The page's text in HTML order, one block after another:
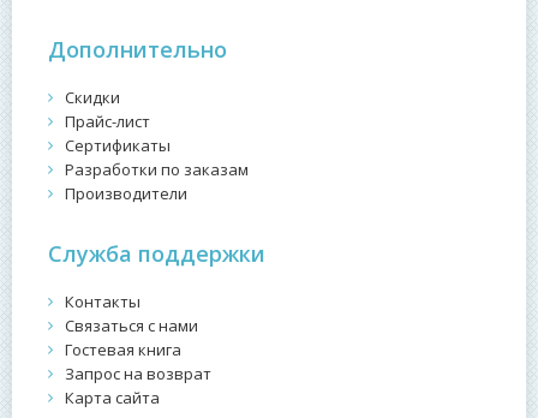
Дополнительно
Скидки
Прайс-лист
Сертификаты
Разработки по заказам
Производители
Служба поддержки
Контакты
Связаться с нами
Гостевая книга
Запрос на возврат
Карта сайта